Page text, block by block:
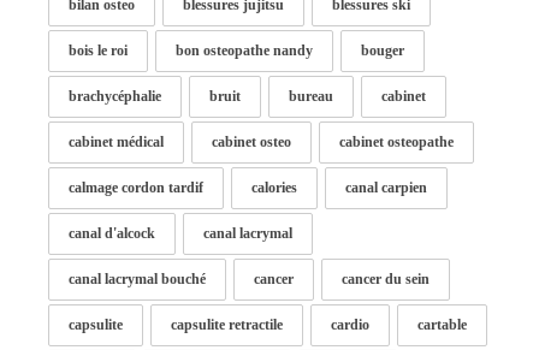
bilan osteo blessures jujitsu blessures ski
bois le roi bon osteopathe nandy bouger
brachycéphalie bruit bureau cabinet
cabinet médical cabinet osteo cabinet osteopathe
calmage cordon tardif calories canal carpien
canal d'alcock canal lacrymal
canal lacrymal bouché cancer cancer du sein
capsulite capsulite retractile cardio cartable